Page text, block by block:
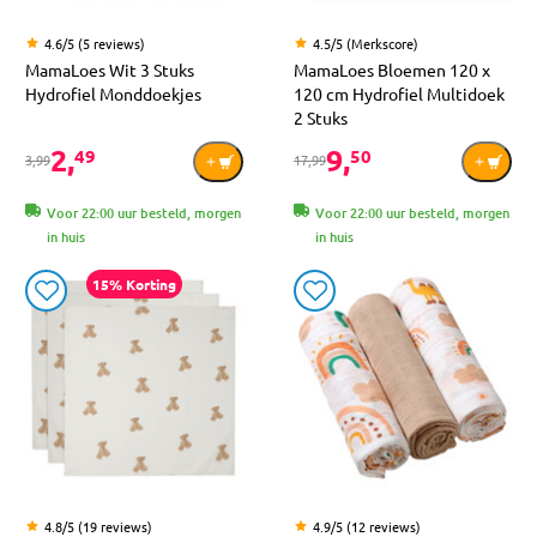
4.6/5 (5 reviews)
MamaLoes Wit 3 Stuks
Hydrofiel Monddoekjes
3,992,49
Voor 22:00 uur besteld, morgen
in huis
4.5/5 (Merkscore)
MamaLoes Bloemen 120 x
120 cm Hydrofiel Multidoek
2 Stuks
17,999,50
Voor 22:00 uur besteld, morgen
in huis
15% Korting
4.8/5 (19 reviews) 4.9/5 (12 reviews)